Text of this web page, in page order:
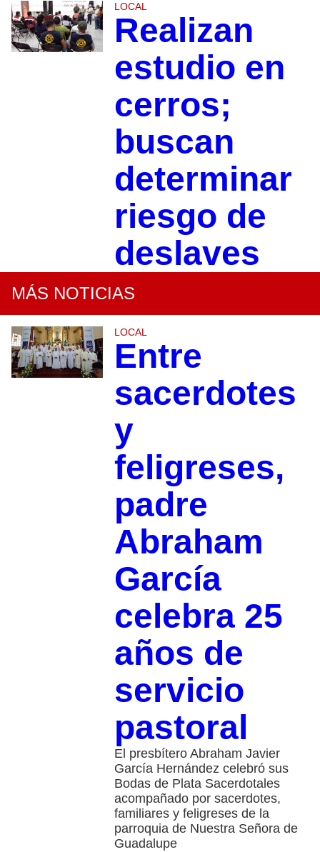
LOCAL
Realizan
estudio en
cerros;
buscan
determinar
riesgo de
deslaves
MÁS NOTICIAS
LOCAL
Entre
sacerdotes
y
feligreses,
padre
Abraham
García
celebra 25
años de
servicio
pastoral
El presbítero Abraham Javier
García Hernández celebró sus
Bodas de Plata Sacerdotales
acompañado por sacerdotes,
familiares y feligreses de la
parroquia de Nuestra Señora de
Guadalupe